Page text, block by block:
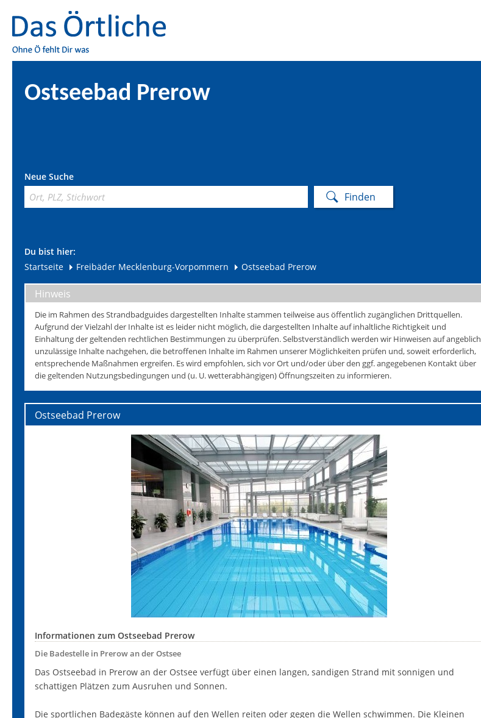
Ostseebad Prerow
Neue Suche
Du bist hier:
Startseite
Freibäder Mecklenburg-Vorpommern Ostseebad Prerow
Hinweis
Die im Rahmen des Strandbadguides dargestellten Inhalte stammen teilweise aus öffentlich zugänglichen Drittquellen.
Aufgrund der Vielzahl der Inhalte ist es leider nicht möglich, die dargestellten Inhalte auf inhaltliche Richtigkeit und
Einhaltung der geltenden rechtlichen Bestimmungen zu überprüfen. Selbstverständlich werden wir Hinweisen auf angeblich
unzulässige Inhalte nachgehen, die betroffenen Inhalte im Rahmen unserer Möglichkeiten prüfen und, soweit erforderlich,
entsprechende Maßnahmen ergreifen. Es wird empfohlen, sich vor Ort und/oder über den ggf. angegebenen Kontakt über
die geltenden Nutzungsbedingungen und (u. U. wetterabhängigen) Öffnungszeiten zu informieren.
Ostseebad Prerow
Informationen zum Ostseebad Prerow
Die Badestelle in Prerow an der Ostsee
Das Ostseebad in Prerow an der Ostsee verfügt über einen langen, sandigen Strand mit sonnigen und
schattigen Plätzen zum Ausruhen und Sonnen.
Die sportlichen Badegäste können auf den Wellen reiten oder gegen die Wellen schwimmen. Die Kleinen